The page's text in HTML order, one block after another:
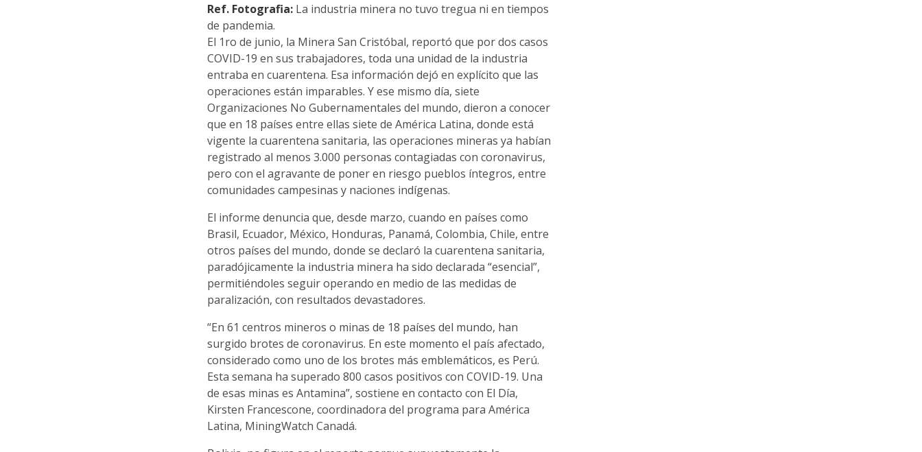
Ref. Fotografia: La industria minera no tuvo tregua ni en tiempos
de pandemia.
El 1ro de junio, la Minera San Cristóbal, reportó que por dos casos
COVID-19 en sus trabajadores, toda una unidad de la industria
entraba en cuarentena. Esa información dejó en explícito que las
operaciones están imparables. Y ese mismo día, siete
Organizaciones No Gubernamentales del mundo, dieron a conocer
que en 18 países entre ellas siete de América Latina, donde está
vigente la cuarentena sanitaria, las operaciones mineras ya habían
registrado al menos 3.000 personas contagiadas con coronavirus,
pero con el agravante de poner en riesgo pueblos íntegros, entre
comunidades campesinas y naciones indígenas.
El informe denuncia que, desde marzo, cuando en países como
Brasil, Ecuador, México, Honduras, Panamá, Colombia, Chile, entre
otros países del mundo, donde se declaró la cuarentena sanitaria,
paradójicamente la industria minera ha sido declarada “esencial”,
permitiéndoles seguir operando en medio de las medidas de
paralización, con resultados devastadores.
“En 61 centros mineros o minas de 18 países del mundo, han
surgido brotes de coronavirus. En este momento el país afectado,
considerado como uno de los brotes más emblemáticos, es Perú.
Esta semana ha superado 800 casos positivos con COVID-19. Una
de esas minas es Antamina”, sostiene en contacto con El Día,
Kirsten Francescone, coordinadora del programa para América
Latina, MiningWatch Canadá.